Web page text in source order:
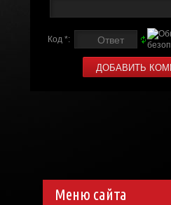
Код *:
Меню сайта